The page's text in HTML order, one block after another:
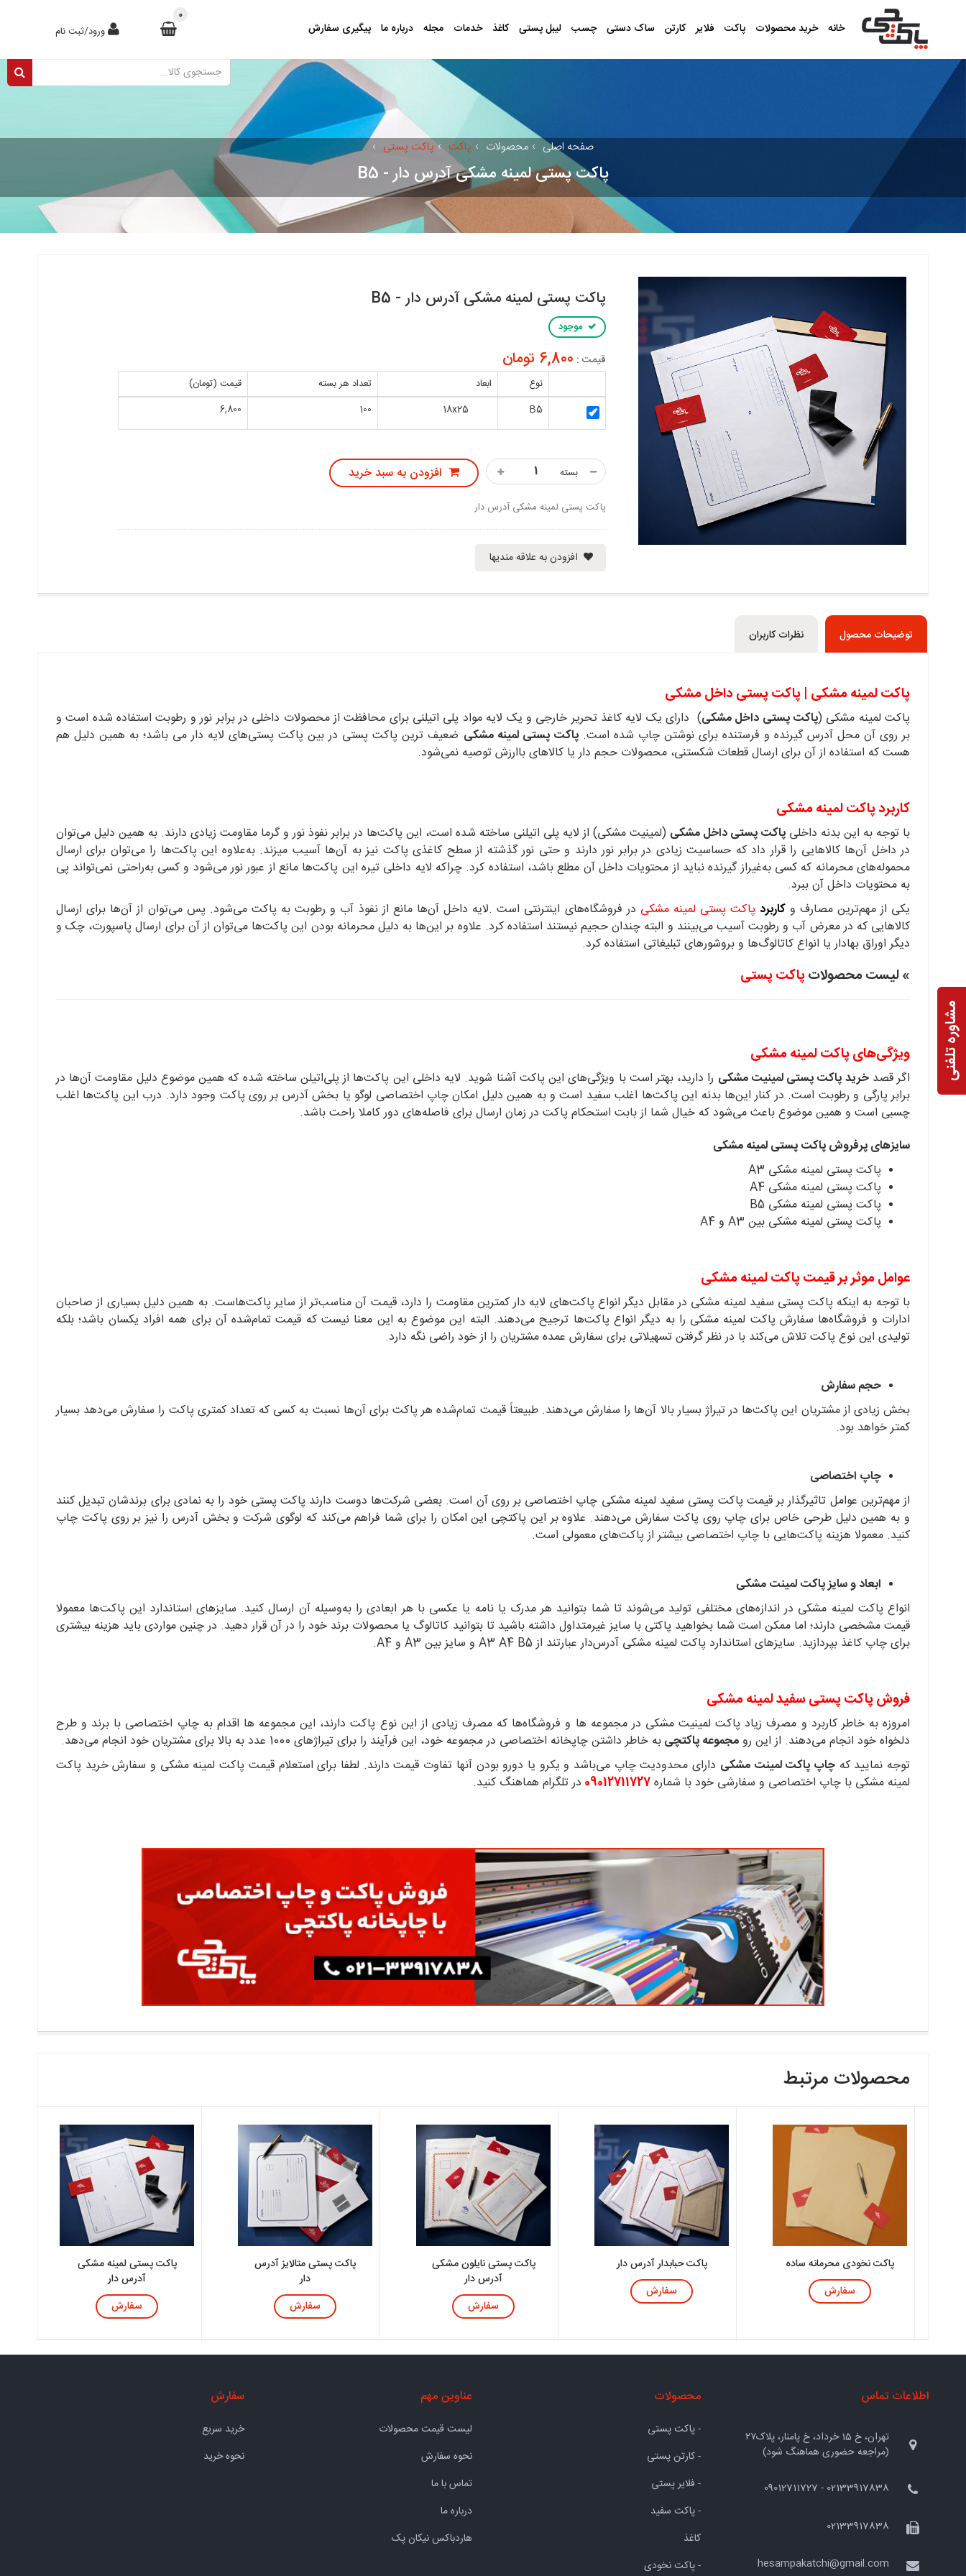
خانه خرید محصولات پاکت فلایر کارتن ساک دستی چسب لیبل پستی کاغذ خدمات مجله درباره ما پیگیری سفارش ورود/ثبت نام
0
صفحه اصلی › محصولات › پاکت › پاکت پستی ›
پاکت پستی لمینه مشکی آدرس دار - B5
پاکت پستی لمینه مشکی آدرس دار - B5
موجود
قیمت : 6,800 تومان
نوع ابعاد تعداد هر بسته
قیمت (تومان)
B5
18x25
100
6,800
بسته افزودن به سبد خرید
پاکت پستی لمینه مشکی آدرس دار
افزودن به علاقه مندیها
توضیحات محصول نظرات کاربران
پاکت لمینه مشکی | پاکت پستی داخل مشکی
پاکت لمینه مشکی (پاکت پستی داخل مشکی) دارای یک لایه کاغذ تحریر خارجی و یک لایه مواد پلی اتیلنی برای محافظت از محصولات داخلی در برابر نور و رطوبت استفاده شده است و
بر روی آن محل آدرس گیرنده و فرستنده برای نوشتن چاپ شده است.پاکت پستی لمینه مشکی ضعیف ترین پاکت پستی در بین پاکت پستی‌های لایه دار می باشد؛ به همین دلیل هم
هست که استفاده از آن برای ارسال قطعات شکستنی، محصولات حجم دار یا کالاهای باارزش توصیه نمی‌شود.
کاربرد پاکت لمینه مشکی
با توجه به این بدنه داخلی پاکت پستی داخل مشکی (لمینیت مشکی) از لایه پلی اتیلنی ساخته شده است، این پاکت‌ها در برابر نفوذ نور و گرما مقاومت زیادی دارند. به همین دلیل می‌توان
در داخل آن‌ها کالاهایی را قرار داد که حساسیت زیادی در برابر نور دارند و حتی نور گذشته از سطح کاغذی پاکت نیز به آن‌ها آسیب میزند. به‌علاوه این پاکت‌ها را می‌توان برای ارسال
محموله‌های محرمانه که کسی به‌غیراز گیرنده نباید از محتویات داخل آن مطلع باشد، استفاده کرد. چراکه لایه داخلی تیره این پاکت‌ها مانع از عبور نور می‌شود و کسی به‌راحتی نمی‌تواند پی
به محتویات داخل آن ببرد.
یکی از مهم‌ترین مصارف وکاربردپاکت پستی لمینه مشکی در فروشگاه‌های اینترنتی است .لایه داخل آن‌ها مانع از نفوذ آب و رطوبت به پاکت می‌شود. پس می‌توان از آن‌ها برای ارسال
کالاهایی که در معرض آب و رطوبت آسیب می‌بینند و البته چندان حجیم نیستند استفاده کرد. علاوه بر این‌ها به دلیل محرمانه بودن این پاکت‌ها می‌توان از آن برای ارسال پاسپورت، چک و
دیگر اوراق بهادار یا انواع کاتالوگ‌ها و بروشورهای تبلیغاتی استفاده کرد.
» لیست محصولاتپاکت پستی
ویژگی‌های پاکت لمینه مشکی
اگر قصدخرید پاکت پستی لمینیت مشکی را دارید، بهتر است با ویژگی‌های این پاکت آشنا شوید. لایه داخلی این پاکت‌ها از پلی‌اتیلن ساخته شده که همین موضوع دلیل مقاومت آن‌ها در
برابر پارگی و رطوبت است. در کنار این‌ها بدنه این پاکت‌ها اغلب سفید است و به همین دلیل امکان چاپ اختصاصی لوگو یا بخش آدرس بر روی پاکت وجود دارد. درب این پاکت‌ها اغلب
چسبی است و همین موضوع باعث می‌شود که خیال شما از بابت استحکام پاکت در زمان ارسال برای فاصله‌های دور کاملا راحت باشد.
سایزهای پرفروش پاکت پستی لمینه مشکی
پاکت پستی لمینه مشکی A3
پاکت پستی لمینه مشکی A4
پاکت پستی لمینه مشکی B5
پاکت پستی لمینه مشکی بین A3 و A4
عوامل موثر بر قیمت پاکت لمینه مشکی
با توجه به اینکه پاکت پستی سفید لمینه مشکی در مقابل دیگر انواع پاکت‌های لایه دار کمترین مقاومت را دارد، قیمت آن مناسب‌تر از سایر پاکت‌هاست. به همین دلیل بسیاری از صاحبان
ادارات و فروشگاه‌ها سفارش پاکت لمینه مشکی را به دیگر انواع پاکت‌ها ترجیح می‌دهند. البته این موضوع به این معنا نیست که قیمت تمام‌شده آن برای همه افراد یکسان باشد؛ بلکه
تولیدی این نوع پاکت تلاش می‌کند با در نظر گرفتن تسهیلاتی برای سفارش عمده مشتریان را از خود راضی نگه دارد.
حجم سفارش
بخش زیادی از مشتریان این پاکت‌ها در تیراژ بسیار بالا آن‌ها را سفارش می‌دهند. طبیعتاً قیمت تمام‌شده هر پاکت برای آن‌ها نسبت به کسی که تعداد کمتری پاکت را سفارش می‌دهد بسیار
کمتر خواهد بود.
چاپ اختصاصی
از مهم‌ترین عوامل تاثیرگذار بر قیمت پاکت پستی سفید لمینه مشکی چاپ اختصاصی بر روی آن است. بعضی شرکت‌ها دوست دارند پاکت پستی خود را به نمادی برای برندشان تبدیل کنند
و به همین دلیل طرحی خاص برای چاپ روی پاکت سفارش می‌دهند. علاوه بر این پاکتچی این امکان را برای شما فراهم می‌کند که لوگوی شرکت و بخش آدرس را نیز بر روی پاکت چاپ
کنید. معمولا هزینه پاکت‌هایی با چاپ اختصاصی بیشتر از پاکت‌های معمولی است.
ابعاد و سایز پاکت لمینت مشکی
انواع پاکت لمینه مشکی در اندازه‌های مختلفی تولید می‌شوند تا شما بتوانید هر مدرک یا نامه یا عکسی با هر ابعادی را به‌وسیله آن ارسال کنید. سایزهای استاندارد این پاکت‌ها معمولا
قیمت مشخصی دارند؛ اما ممکن است شما بخواهید پاکتی با سایز غیرمتداول داشته باشید تا بتوانید کاتالوگ یا محصولات برند خود را در آن قرار دهید. در چنین مواردی باید هزینه بیشتری
برای چاپ کاغذ بپردازید. سایزهای استاندارد پاکت لمینه مشکی آدرس‌دار عبارتند از A3 A4 B5 و سایز بین A3 و A4.
فروش پاکت پستی سفید لمینه مشکی
امروزه به خاطر کاربرد و مصرف زیاد پاکت لمینیت مشکی در مجموعه ها و فروشگاه‌ها که مصرف زیادی از این نوع پاکت دارند، این مجموعه ها اقدام به چاپ اختصاصی با برند و طرح
دلخواه خود انجام می‌دهند. از این رومجموعه پاکتچیبه خاطر داشتن چاپخانه اختصاصی در مجموعه خود، این فرآیند را برای تیراژهای 1000 عدد به بالا برای مشتریان خود انجام می‌دهد.
توجه نمایید کهچاپ پاکت لمینت مشکی دارای محدودیت چاپ می‌باشد و یکرو یا دورو بودن آنها تفاوت قیمت دارند. لطفا برای استعلام قیمت پاکت لمینه مشکی و سفارش خرید پاکت
لمینه مشکی با چاپ اختصاصی و سفارشی خود با شماره09012711727 در تلگرام هماهنگ کنید.
محصولات مرتبط
پاکت پستی لمینه مشکی
آدرس دار
سفارش
پاکت پستی متالایز آدرس
دار
سفارش
پاکت پستی نایلون مشکی
آدرس دار
سفارش
پاکت حبابدار آدرس دار
سفارش
پاکت نخودی محرمانه ساده
سفارش
مشاوره تلفنی
اطلاعات تماس
تهران، خ 15 خرداد، خ پامنار، پلاک۲۷
(مراجعه حضوری هماهنگ شود)
02133917838 - 09012711727
02133917838
hesampakatchi@gmail.com
محصولات
- پاکت پستی
- کارتن پستی
- فلایر پستی
- پاکت سفید
کاغذ
- پاکت نخودی
عناوین مهم
لیست قیمت محصولات
نحوه سفارش
تماس با ما
درباره ما
هاردباکس نیکان پک
سفارش
خرید سریع
نحوه خرید